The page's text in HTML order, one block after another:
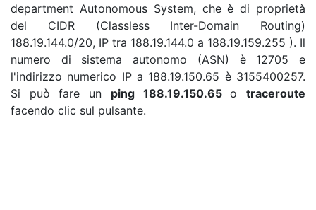
department Autonomous System, che è di proprietà
del CIDR (Classless Inter-Domain Routing)
188.19.144.0/20, IP tra 188.19.144.0 a 188.19.159.255 ). Il
numero di sistema autonomo (ASN) è 12705 e
l'indirizzo numerico IP a 188.19.150.65 è 3155400257.
Si può fare un ping 188.19.150.65otraceroute
facendo clic sul pulsante.